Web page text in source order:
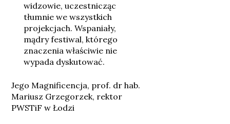
widzowie, uczestnicząc
tłumnie we wszystkich
projekcjach. Wspaniały,
mądry festiwal, którego
znaczenia właściwie nie
wypada dyskutować.
Jego Magnificencja, prof. dr hab.
Mariusz Grzegorzek, rektor
PWSTiF w Łodzi